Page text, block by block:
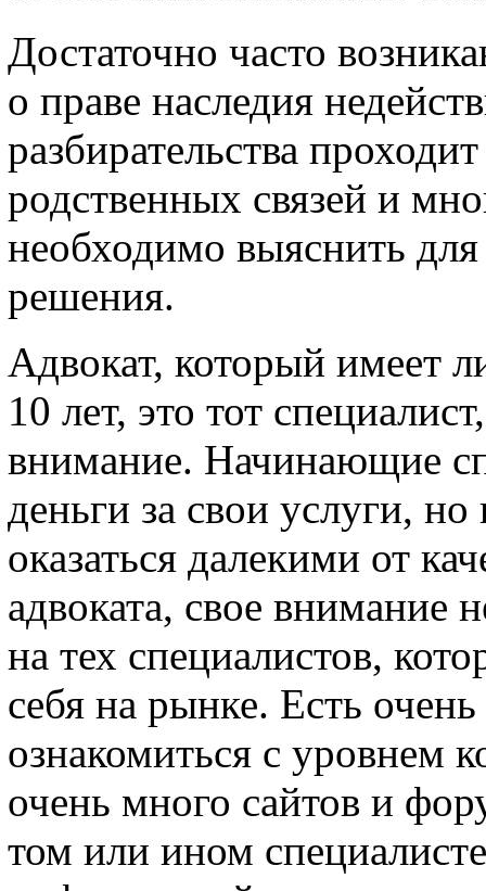
Достаточно часто
о праве наследия
разбирательства
родственных связей и
необходимо выяснить
решения.
Адвокат, который имеет
10 лет, это тот
внимание. Начинающие
деньги за свои услуги,
оказаться далекими от
адвоката, свое внимание
на тех специалистов,
себя на рынке. Есть
ознакомиться с уровнем
очень много сайтов и
том или ином